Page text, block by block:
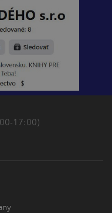
17:00)